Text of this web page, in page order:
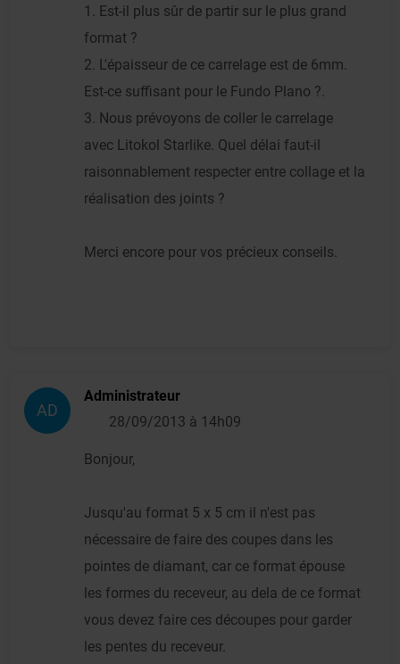
1. Est-il plus sûr de partir sur le plus grand
format ?
2. L'épaisseur de ce carrelage est de 6mm.
Est-ce suffisant pour le Fundo Plano ?.
3. Nous prévoyons de coller le carrelage
avec Litokol Starlike. Quel délai faut-il
raisonnablement respecter entre collage et la
réalisation des joints ?
Merci encore pour vos précieux conseils.
AD
Administrateur
28/09/2013 à 14h09
Bonjour,
Jusqu'au format 5 x 5 cm il n'est pas
nécessaire de faire des coupes dans les
pointes de diamant, car ce format épouse
les formes du receveur, au dela de ce format
vous devez faire ces découpes pour garder
les pentes du receveur.